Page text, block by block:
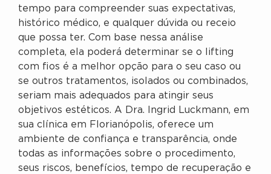
tempo para compreender suas expectativas,
histórico médico, e qualquer dúvida ou receio
que possa ter. Com base nessa análise
completa, ela poderá determinar se o lifting
com fios é a melhor opção para o seu caso ou
se outros tratamentos, isolados ou combinados,
seriam mais adequados para atingir seus
objetivos estéticos. A Dra. Ingrid Luckmann, em
sua clínica em Florianópolis, oferece um
ambiente de confiança e transparência, onde
todas as informações sobre o procedimento,
seus riscos, benefícios, tempo de recuperação e